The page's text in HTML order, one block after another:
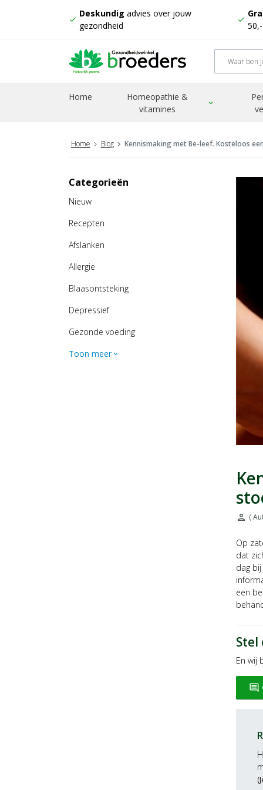
check
Deskundig advies over jouw
gezondheid
check
50,-
Home
Homeopathie &
vitamines
expand_more
Home Blog Kennismaking met Be-leef. Kosteloos
Categorieën
Nieuw
Recepten
Afslanken
Allergie
Blaasontsteking
Depressief
Gezonde voeding
Toon meerexpand_more
person
Door:
(
Op
dat
dag
een
Stel
En wij
insert_comment